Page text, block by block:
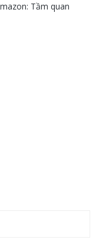
Tầm quan